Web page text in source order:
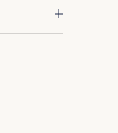
ouvrés. Si